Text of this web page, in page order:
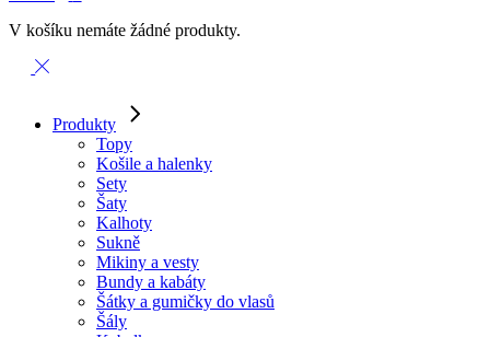
V košíku nemáte žádné produkty.
Produkty
Topy
Košile a halenky
Sety
Šaty
Kalhoty
Sukně
Mikiny a vesty
Bundy a kabáty
Šátky a gumičky do vlasů
Šály